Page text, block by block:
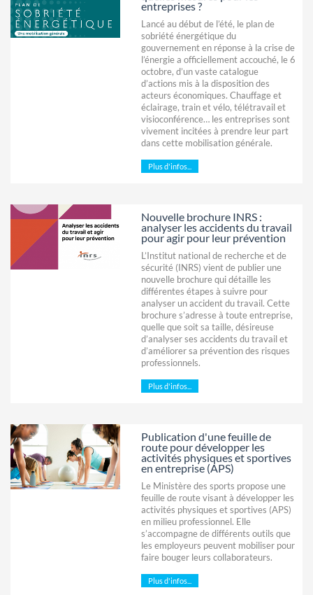
entreprises ?
Lancé au début de l’été, le plan de
sobriété énergétique du
gouvernement en réponse à la crise de
l’énergie a officiellement accouché, le 6
octobre, d’un vaste catalogue
d’actions mis à la disposition des
acteurs économiques. Chauffage et
éclairage, train et vélo, télétravail et
visioconférence… les entreprises sont
vivement incitées à prendre leur part
dans cette mobilisation générale.
Plus d'infos...
Nouvelle brochure INRS :
analyser les accidents du travail
pour agir pour leur prévention
L’Institut national de recherche et de
sécurité (INRS) vient de publier une
nouvelle brochure qui détaille les
différentes étapes à suivre pour
analyser un accident du travail. Cette
brochure s’adresse à toute entreprise,
quelle que soit sa taille, désireuse
d’analyser ses accidents du travail et
d’améliorer sa prévention des risques
professionnels.
Plus d'infos...
Publication d'une feuille de
route pour développer les
activités physiques et sportives
en entreprise (APS)
Le Ministère des sports propose une
feuille de route visant à développer les
activités physiques et sportives (APS)
en milieu professionnel. Elle
s’accompagne de différents outils que
les employeurs peuvent mobiliser pour
faire bouger leurs collaborateurs.
Plus d'infos...